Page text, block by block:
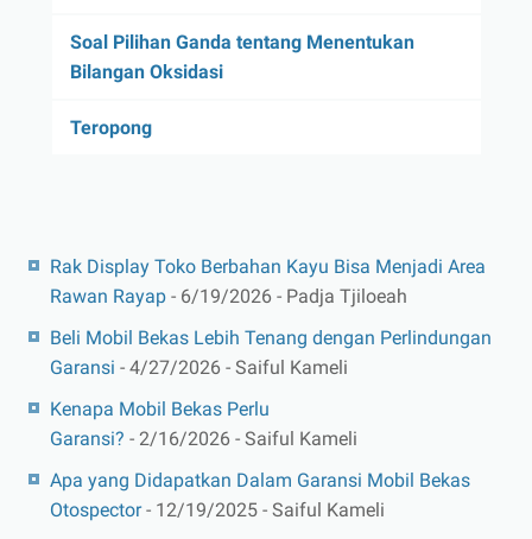
Soal Pilihan Ganda tentang Menentukan
Bilangan Oksidasi
Teropong
Rak Display Toko Berbahan Kayu Bisa Menjadi Area
Rawan Rayap - 6/19/2026 - Padja Tjiloeah
Beli Mobil Bekas Lebih Tenang dengan Perlindungan
Garansi - 4/27/2026 - Saiful Kameli
Kenapa Mobil Bekas Perlu
Garansi? - 2/16/2026 - Saiful Kameli
Apa yang Didapatkan Dalam Garansi Mobil Bekas
Otospector- 12/19/2025 - Saiful Kameli